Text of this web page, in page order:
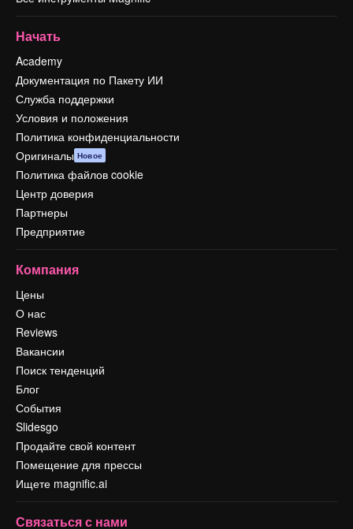
Начать
Academy
Документация по Пакету ИИ
Служба поддержки
Условия и положения
Политика конфиденциальности
Оригиналы Новое
Политика файлов cookie
Центр доверия
Партнеры
Предприятие
Компания
Цены
О нас
Reviews
Вакансии
Поиск тенденций
Блог
События
Slidesgo
Продайте свой контент
Помещение для прессы
Ищете magnific.ai
Связаться с нами